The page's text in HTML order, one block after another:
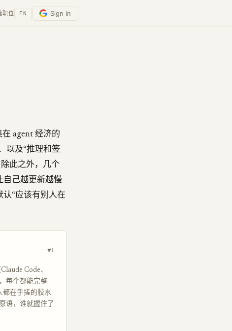
职位 EN Sign in
agent 经济的
以及“推理和签
此之外，几个
自己越更新越慢
“应该有别人在
#1
Code、
每个都能完整
都在手搓的胶水
语，谁就握住了